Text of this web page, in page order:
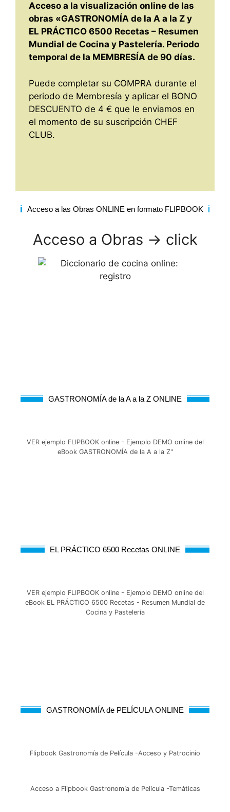
Acceso a la visualización online de las
obras «GASTRONOMÍA de la A a la Z y
EL PRÁCTICO 6500 Recetas – Resumen
Mundial de Cocina y Pastelería. Periodo
temporal de la MEMBRESÍA de 90 días.
Puede completar su COMPRA durante el
periodo de Membresía y aplicar el BONO
DESCUENTO de 4 € que le enviamos en
el momento de su suscripción CHEF
CLUB.
Acceso a las Obras ONLINE en formato FLIPBOOK
Acceso a Obras -> click
GASTRONOMÍA de la A a la Z ONLINE
VER ejemplo FLIPBOOK online - Ejemplo DEMO online del
eBook GASTRONOMÍA de la A a la Z"
EL PRÁCTICO 6500 Recetas ONLINE
VER ejemplo FLIPBOOK online - Ejemplo DEMO online del
eBook EL PRÁCTICO 6500 Recetas - Resumen Mundial de
Cocina y Pastelería
GASTRONOMÍA de PELÍCULA ONLINE
Flipbook Gastronomía de Película -Acceso y Patrocinio
Acceso a Flipbook Gastronomía de Película -Temàticas